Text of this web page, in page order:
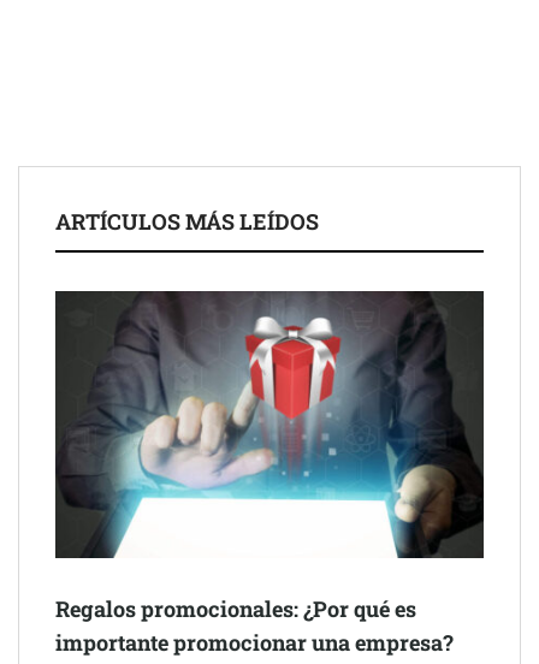
Schaeffler mejora su rentabilidad en el primer semestre de 2026
NOVA: innovación y diseño que transforman espacios de la
mano de Tormo Franquicias
ARTÍCULOS MÁS LEÍDOS
Regalos promocionales: ¿Por qué es
importante promocionar una empresa?